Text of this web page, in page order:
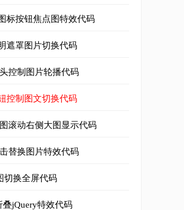
标按钮焦点图特效代码
遮罩图片切换代码
控制图片轮播代码
控制图文切换代码
滚动右侧大图显示代码
替换图片特效代码
切换全屏代码
叠jQuery特效代码